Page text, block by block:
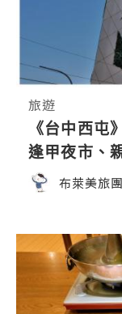
旅遊
《台中西
逢甲夜市、
布萊美旅團